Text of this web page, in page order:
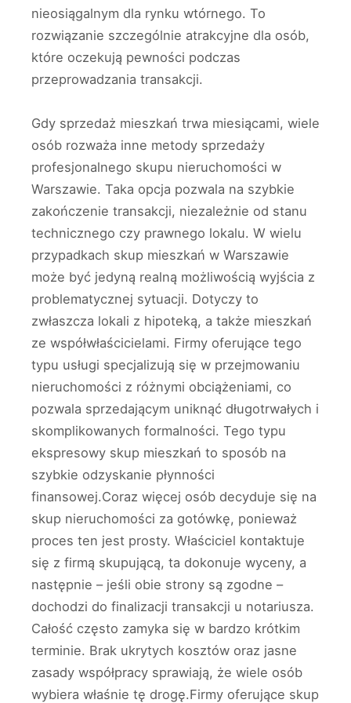
nieosiągalnym dla rynku wtórnego. To
rozwiązanie szczególnie atrakcyjne dla osób,
które oczekują pewności podczas
przeprowadzania transakcji.
Gdy sprzedaż mieszkań trwa miesiącami, wiele
osób rozważa inne metody sprzedaży
profesjonalnego skupu nieruchomości w
Warszawie. Taka opcja pozwala na szybkie
zakończenie transakcji, niezależnie od stanu
technicznego czy prawnego lokalu. W wielu
przypadkach skup mieszkań w Warszawie
może być jedyną realną możliwością wyjścia z
problematycznej sytuacji. Dotyczy to
zwłaszcza lokali z hipoteką, a także mieszkań
ze współwłaścicielami. Firmy oferujące tego
typu usługi specjalizują się w przejmowaniu
nieruchomości z różnymi obciążeniami, co
pozwala sprzedającym uniknąć długotrwałych i
skomplikowanych formalności. Tego typu
ekspresowy skup mieszkań to sposób na
szybkie odzyskanie płynności
finansowej.Coraz więcej osób decyduje się na
skup nieruchomości za gotówkę, ponieważ
proces ten jest prosty. Właściciel kontaktuje
się z firmą skupującą, ta dokonuje wyceny, a
następnie – jeśli obie strony są zgodne –
dochodzi do finalizacji transakcji u notariusza.
Całość często zamyka się w bardzo krótkim
terminie. Brak ukrytych kosztów oraz jasne
zasady współpracy sprawiają, że wiele osób
wybiera właśnie tę drogę.Firmy oferujące skup